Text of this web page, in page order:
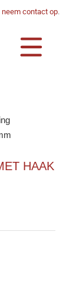
neem contact op.
HAAK